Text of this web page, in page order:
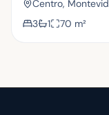
Centro,
3
1 70 m²